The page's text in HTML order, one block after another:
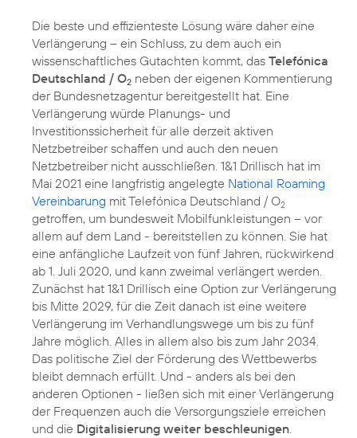
Die beste und effizienteste Lösung wäre daher eine
Verlängerung – ein Schluss, zu dem auch ein
wissenschaftliches Gutachten kommt, das Telefónica
Deutschland / O2 neben der eigenen Kommentierung
der Bundesnetzagentur bereitgestellt hat. Eine
Verlängerung würde Planungs- und
Investitionssicherheit für alle derzeit aktiven
Netzbetreiber schaffen und auch den neuen
Netzbetreiber nicht ausschließen. 1&1 Drillisch hat im
Mai 2021 eine langfristig angelegte National Roaming
Vereinbarung mit Telefónica Deutschland / O2
getroffen, um bundesweit Mobilfunkleistungen – vor
allem auf dem Land - bereitstellen zu können. Sie hat
eine anfängliche Laufzeit von fünf Jahren, rückwirkend
ab 1. Juli 2020, und kann zweimal verlängert werden.
Zunächst hat 1&1 Drillisch eine Option zur Verlängerung
bis Mitte 2029, für die Zeit danach ist eine weitere
Verlängerung im Verhandlungswege um bis zu fünf
Jahre möglich. Alles in allem also bis zum Jahr 2034.
Das politische Ziel der Förderung des Wettbewerbs
bleibt demnach erfüllt. Und - anders als bei den
anderen Optionen - ließen sich mit einer Verlängerung
der Frequenzen auch die Versorgungsziele erreichen
und die Digitalisierung weiter beschleunigen.